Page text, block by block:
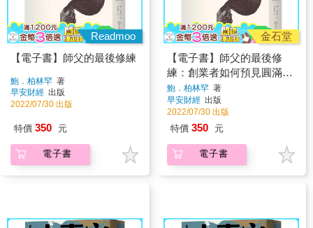
Readmoo
【電子書】師父的最後修練
鮑．柏林罕 著
早安財經 出版
2022/07/30 出版
特價 350 元
電子書
金石堂
【電子書】師父的最後修
練：創業者如何預見圓滿終
局
鮑．柏林罕 著
早安財經 出版
2022/07/30 出版
特價 350 元
電子書